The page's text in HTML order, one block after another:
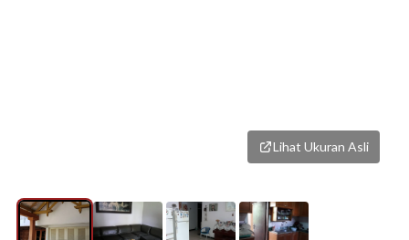
Lihat Ukuran Asli